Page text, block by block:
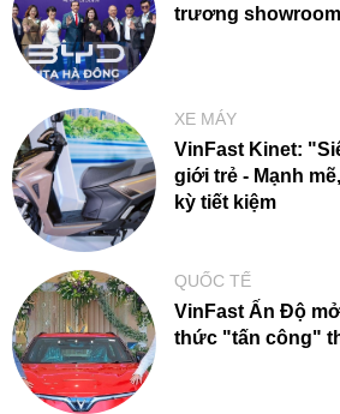
trương
XE MÁY
VinFast Kinet:
giới trẻ - Mạnh
kỳ tiết kiệm
QUỐC TẾ
VinFast Ấn Độ
thức "tấn công"